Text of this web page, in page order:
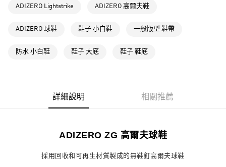
7-11取貨付款
每筆NT$80，滿NT$1,500(含以上)免運費
付款後門市自取
ADIZERO Lightstrike ADIZERO 高爾夫鞋
ADIZERO 球鞋 鞋子 小白鞋 一般版型 鞋帶
防水 小白鞋 鞋子 大底 鞋子 鞋底
詳細說明 相關推薦
ADIZERO ZG 高爾夫球鞋
採用回收和可再生材質製成的無鞋釘高爾夫球鞋